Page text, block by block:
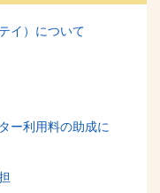
イ）について
ー利用料の助成に